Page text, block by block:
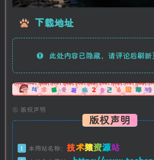
下载地址
此处内容已隐藏，请评论后刷新
广告
© 版权声明
版权声明
1 本网站名称： 技术猿资源站